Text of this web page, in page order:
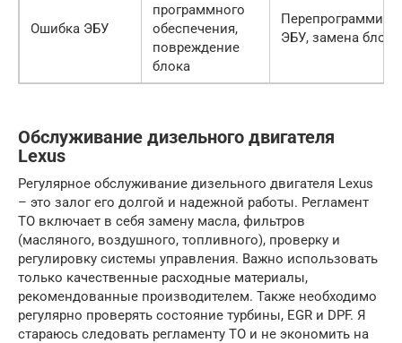
Ошибка ЭБУ
программного
обеспечения,
повреждение
блока
ЭБУ, замена блока
Обслуживание дизельного двигателя
Lexus
Регулярное обслуживание дизельного двигателя Lexus
– это залог его долгой и надежной работы. Регламент
ТО включает в себя замену масла, фильтров
(масляного, воздушного, топливного), проверку и
регулировку системы управления. Важно использовать
только качественные расходные материалы,
рекомендованные производителем. Также необходимо
регулярно проверять состояние турбины, EGR и DPF. Я
стараюсь следовать регламенту ТО и не экономить на